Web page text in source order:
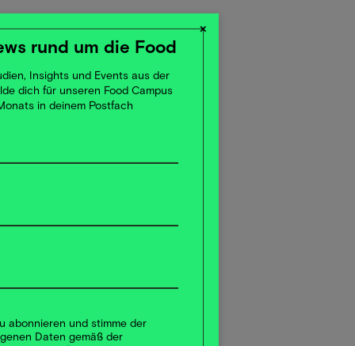
×
rund um die Food
Insights und Events aus der
dich für unseren Food Campus
in deinem Postfach
abonnieren und stimme der
Daten gemäß der